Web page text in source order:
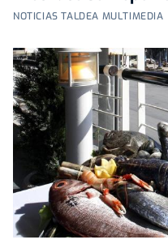
NOTICIAS TALDEA MULTIMEDIA